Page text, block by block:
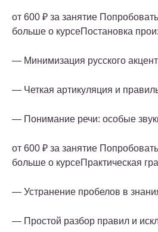
от 600 ₽ за занятие
больше о курсеПостановка
— Минимизация русского
— Четкая артикуляция и
— Понимание речи: особые
от 600 ₽ за занятие
больше о курсеПрактическая
— Устранение пробелов в
— Простой разбор правил и